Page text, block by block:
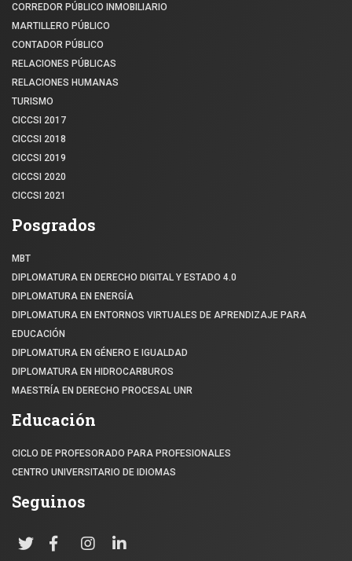
CORREDOR PÚBLICO INMOBILIARIO
MARTILLERO PÚBLICO
CONTADOR PÚBLICO
RELACIONES PÚBLICAS
RELACIONES HUMANAS
TURISMO
CICCSI 2017
CICCSI 2018
CICCSI 2019
CICCSI 2020
CICCSI 2021
Posgrados
MBT
DIPLOMATURA EN DERECHO DIGITAL Y ESTADO 4.0
DIPLOMATURA EN ENERGÍA
DIPLOMATURA EN ENTORNOS VIRTUALES DE APRENDIZAJE PARA
EDUCACIÓN
DIPLOMATURA EN GÉNERO E IGUALDAD
DIPLOMATURA EN HIDROCARBUROS
MAESTRÍA EN DERECHO PROCESAL UNR
Educación
CICLO DE PROFESORADO PARA PROFESIONALES
CENTRO UNIVERSITARIO DE IDIOMAS
Seguinos